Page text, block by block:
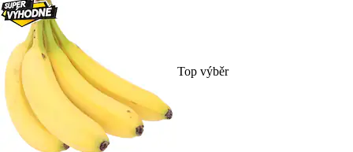
Top výběr